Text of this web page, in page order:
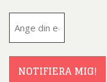
NOTIFIERA MIG!